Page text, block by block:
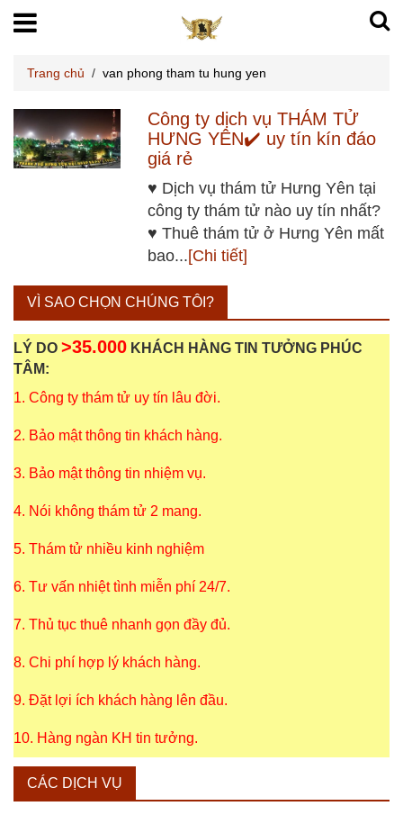
Trang chủ / van phong tham tu hung yen
Công ty dịch vụ THÁM TỬ
HƯNG YÊN✔️ uy tín kín đáo
giá rẻ
♥ Dịch vụ thám tử Hưng Yên tại
công ty thám tử nào uy tín nhất?
♥ Thuê thám tử ở Hưng Yên mất
bao...[Chi tiết]
VÌ SAO CHỌN CHÚNG TÔI?
LÝ DO >35.000 KHÁCH HÀNG TIN TƯỞNG PHÚC
TÂM:
1. Công ty thám tử uy tín lâu đời.
2. Bảo mật thông tin khách hàng.
3. Bảo mật thông tin nhiệm vụ.
4. Nói không thám tử 2 mang.
5. Thám tử nhiều kinh nghiệm
6. Tư vấn nhiệt tình miễn phí 24/7.
7. Thủ tục thuê nhanh gọn đầy đủ.
8. Chi phí hợp lý khách hàng.
9. Đặt lợi ích khách hàng lên đầu.
10. Hàng ngàn KH tin tưởng.
CÁC DỊCH VỤ